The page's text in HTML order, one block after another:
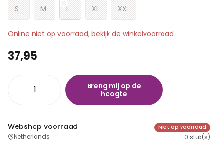
S
M L XL XXL
Online niet op voorraad, bekijk de winkelvoorraad
37,95
Breng mij op de
hoogte
Webshop voorraad
Netherlands
Niet op voorraad
0 stuk(s)